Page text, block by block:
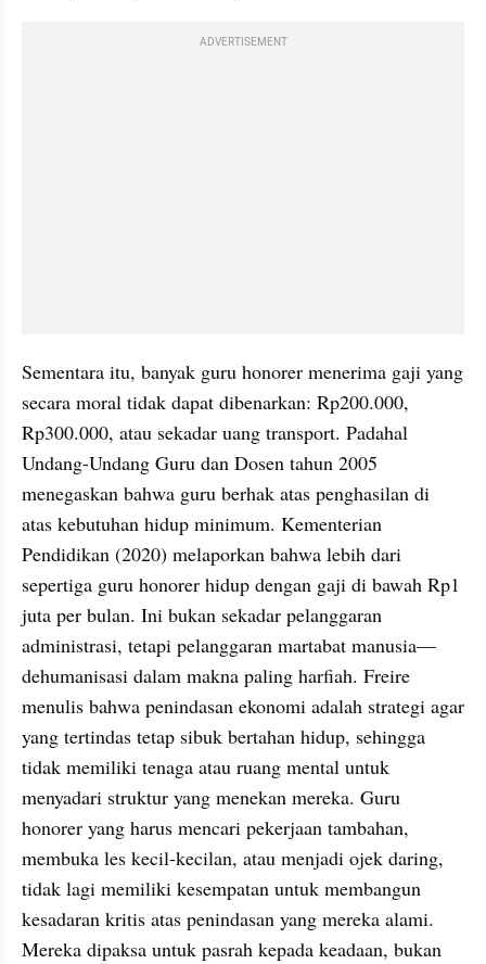
ADVERTISEMENT
Sementara itu, banyak guru honorer menerima gaji yang
secara moral tidak dapat dibenarkan: Rp200.000,
Rp300.000, atau sekadar uang transport. Padahal
Undang-Undang Guru dan Dosen tahun 2005
menegaskan bahwa guru berhak atas penghasilan di
atas kebutuhan hidup minimum. Kementerian
Pendidikan (2020) melaporkan bahwa lebih dari
sepertiga guru honorer hidup dengan gaji di bawah Rp1
juta per bulan. Ini bukan sekadar pelanggaran
administrasi, tetapi pelanggaran martabat manusia—
dehumanisasi dalam makna paling harfiah. Freire
menulis bahwa penindasan ekonomi adalah strategi agar
yang tertindas tetap sibuk bertahan hidup, sehingga
tidak memiliki tenaga atau ruang mental untuk
menyadari struktur yang menekan mereka. Guru
honorer yang harus mencari pekerjaan tambahan,
membuka les kecil-kecilan, atau menjadi ojek daring,
tidak lagi memiliki kesempatan untuk membangun
kesadaran kritis atas penindasan yang mereka alami.
Mereka dipaksa untuk pasrah kepada keadaan, bukan